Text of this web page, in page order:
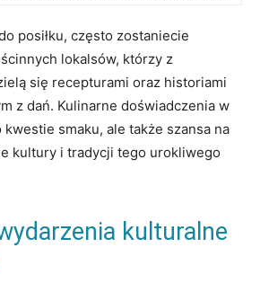
posiłku, często zostaniecie
lokalsów, którzy z
się recepturami ​oraz historiami
z dań. Kulinarne doświadczenia w
smaku, ale także szansa‌ na
kultury i tradycji tego urokliwego
kulturalne